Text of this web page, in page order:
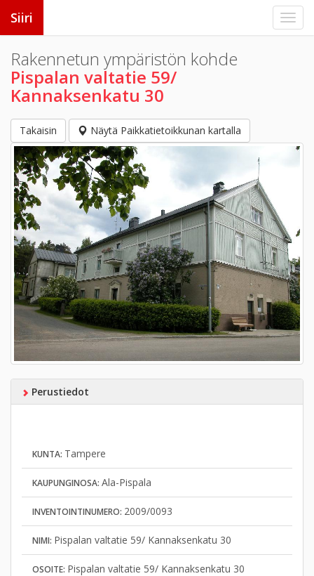
Siiri
Rakennetun ympäristön kohde
Pispalan valtatie 59/
Kannaksenkatu 30
Takaisin Näytä Paikkatietoikkunan kartalla
Perustiedot
KUNTA: Tampere
KAUPUNGINOSA: Ala-Pispala
INVENTOINTINUMERO: 2009/0093
NIMI: Pispalan valtatie 59/ Kannaksenkatu 30
OSOITE: Pispalan valtatie 59/ Kannaksenkatu 30